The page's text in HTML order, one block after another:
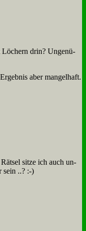
Lö­chern drin? Un­ge­nü­
aber man­gel­haft.
sit­ze ich auch un­
sein ..? :-)